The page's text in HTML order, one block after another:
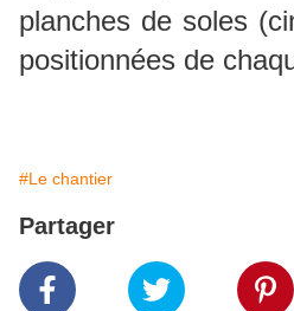
planches de soles
positionnées de
#Le chantier
Partager